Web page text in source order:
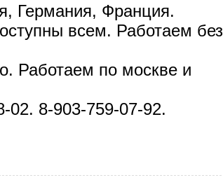
Германия, Франция.
всем. Работаем без
Работаем по москве и
02. 8-903-759-07-92.